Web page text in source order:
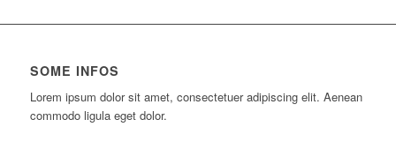
SOME INFOS
Lorem ipsum dolor sit amet, consectetuer adipiscing elit. Aenean
commodo ligula eget dolor.